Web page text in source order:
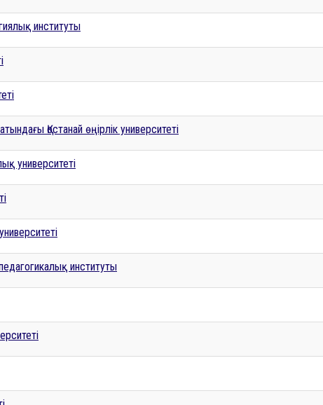
институты
Қостанай өңірлік университеті
университеті
институты